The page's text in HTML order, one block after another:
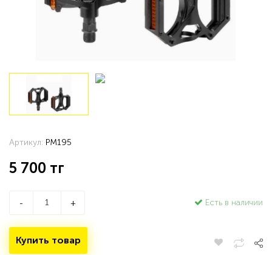
Артикул: PM195
5 700 тг
- + Есть в наличии
Купить товар